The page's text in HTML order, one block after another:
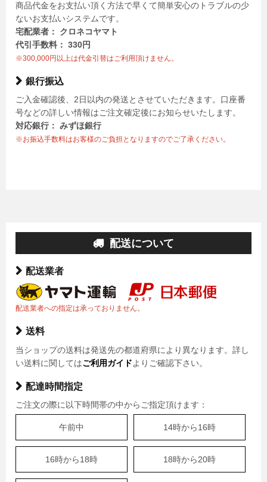
商品代金をお支払い頂く方法で早くて簡単安心のトラブルの少
ないお支払いシステムです。
宅配業者： クロネコヤマト
代引手数料： 330円
※300,000円以上は代金引替はご利用頂けません。
銀行振込
ご入金確認後、2日以内の発送とさせていただきます。口座番
号などの詳しい情報はご注文確定後にお知らせいたします。
対応銀行： みずほ銀行
※お振込手数料はお客様のご負担となりますのでご了承ください。
配送について
配送業者
配送業者への指定は承っておりません。
送料
当ショップの送料は発送先の都道府県により異なります。詳し
い送料に関してはご利用ガイドよりご確認下さい。
配達時間指定
ご注文の際に以下時間帯の中からご指定頂けます：
午前中 14時から16時
16時から18時 18時から20時